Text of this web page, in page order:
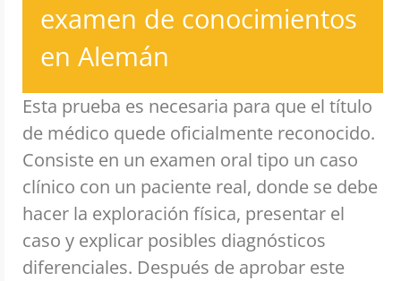
examen de conocimientos
en Alemán
Esta prueba es necesaria para que el título
de médico quede oficialmente reconocido.
Consiste en un examen oral tipo un caso
clínico con un paciente real, donde se debe
hacer la exploración física, presentar el
caso y explicar posibles diagnósticos
diferenciales. Después de aprobar este